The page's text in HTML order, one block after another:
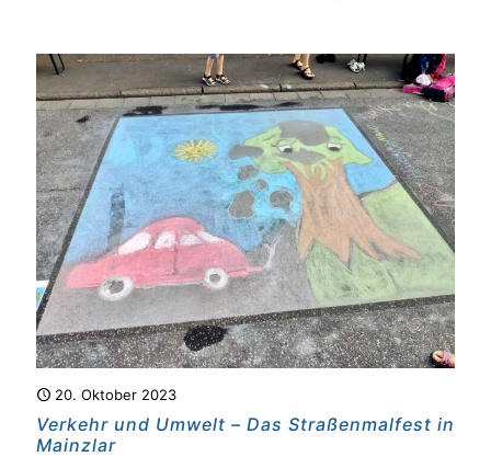
20. Oktober 2023
Verkehr und Umwelt – Das Straßenmalfest in
Mainzlar